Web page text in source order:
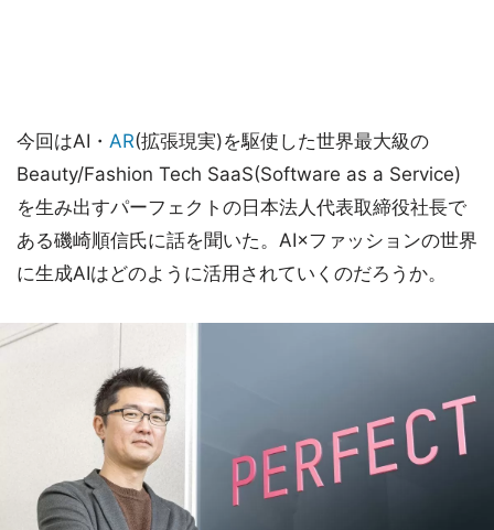
今回はAI・ AR(拡張現実)を駆使した世界最大級の
Beauty/Fashion Tech SaaS(Software as a Service)
を生み出すパーフェクトの日本法人代表取締役社長で
ある磯崎順信氏に話を聞いた。AI×ファッションの世界
に生成AIはどのように活用されていくのだろうか。